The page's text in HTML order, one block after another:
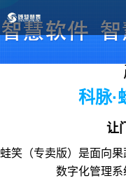
科脉·
让
蛙笑（专卖版）是面向
数字化管理系